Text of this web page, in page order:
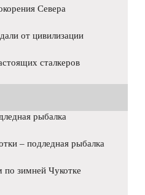
Севера
от цивилизации
сталкеров
рыбалка
– подледная рыбалка
зимней Чукотке